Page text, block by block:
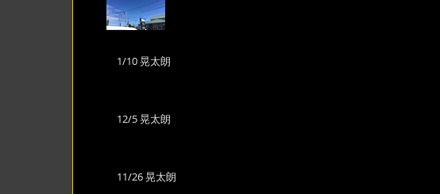
1/10 晃太朗
12/5 晃太朗
11/26 晃太朗